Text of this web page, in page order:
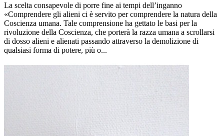
La scelta consapevole di porre fine ai tempi dell’inganno
«Comprendere gli alieni ci è servito per comprendere la natura della
Coscienza umana. Tale comprensione ha gettato le basi per la
rivoluzione della Coscienza, che porterà la razza umana a scrollarsi
di dosso alieni e alienati passando attraverso la demolizione di
qualsiasi forma di potere, più o...